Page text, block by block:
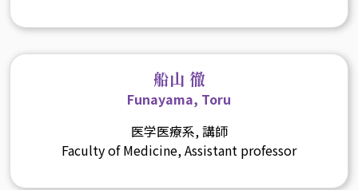
船山 徹
Funayama, Toru
医学医療系, 講師
Faculty of Medicine, Assistant professor